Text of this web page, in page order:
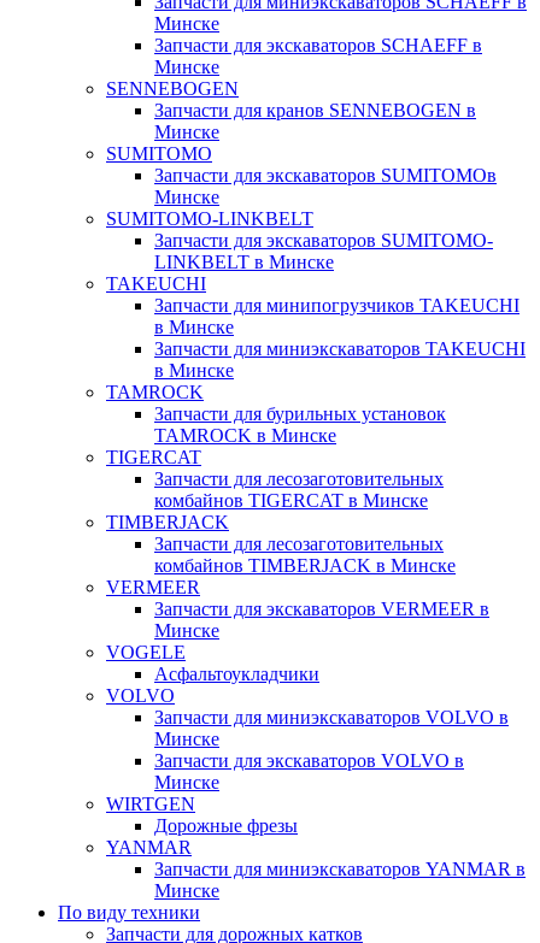
Минске
Запчасти для экскаваторов SCHAEFF в
Минске
SENNEBOGEN
Запчасти для кранов SENNEBOGEN в
Минске
SUMITOMO
Запчасти для экскаваторов SUMITOMOв
Минске
SUMITOMO-LINKBELT
Запчасти для экскаваторов SUMITOMO-
LINKBELT в Минске
TAKEUCHI
Запчасти для минипогрузчиков TAKEUCHI
в Минске
Запчасти для миниэкскаваторов TAKEUCHI
в Минске
TAMROCK
Запчасти для бурильных установок
TAMROCK в Минске
TIGERCAT
Запчасти для лесозаготовительных
комбайнов TIGERCAT в Минске
TIMBERJACK
Запчасти для лесозаготовительных
комбайнов TIMBERJACK в Минске
VERMEER
Запчасти для экскаваторов VERMEER в
Минске
VOGELE
Асфальтоукладчики
VOLVO
Запчасти для миниэкскаваторов VOLVO в
Минске
Запчасти для экскаваторов VOLVO в
Минске
WIRTGEN
Дорожные фрезы
YANMAR
Запчасти для миниэкскаваторов YANMAR в
Минске
По виду техники
Запчасти для дорожных катков